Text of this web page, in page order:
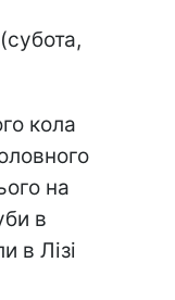
(субота,
кола
на
в
в Лізі